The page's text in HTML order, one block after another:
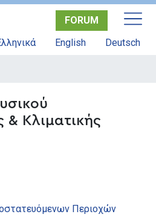
Skip
main
FORUM
English Deutsch
& Κλιματικής
Περιοχών